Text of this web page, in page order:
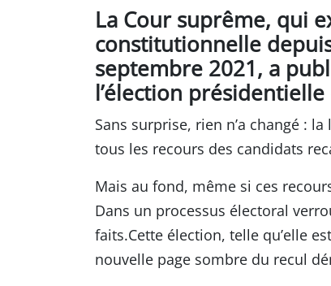
La Cour suprême, qui
constitutionnelle
septembre 2021, a
l’élection
Sans surprise, rien n’a changé :
tous les recours des candidats
Mais au fond, même si ces
Dans un processus électoral
faits.Cette élection, telle qu’elle
nouvelle page sombre du recul